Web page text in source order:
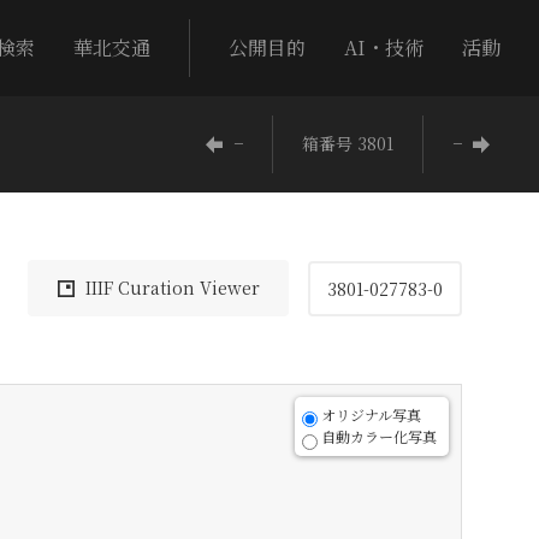
索 華北交通 公開目的 AI・技術 活動
− 箱番号 3801 −
IIIF Curation Viewer 3801-027783-0
オリジナル写真
自動カラー化写真